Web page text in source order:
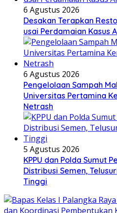
6 Agustus 2026
Desakan Terapkan
usai Perdamaian Kasus
6 Agustus 2026
Pengelolaan Sampah
Universitas Pertamina
Netrash
5 Agustus 2026
KPPU dan Polda Sumut
Distribusi Semen,
Tinggi